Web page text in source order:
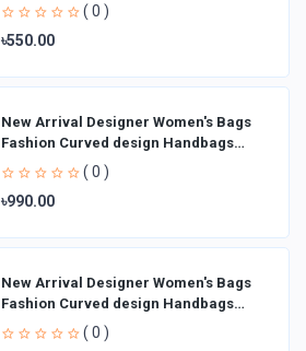
( 0 )
৳550.00
New Arrival Designer Women′s Bags
Fashion Curved design Handbags
Shoulder Bag La
( 0 )
৳990.00
New Arrival Designer Women′s Bags
Fashion Curved design Handbags
Shoulder Bag La
( 0 )